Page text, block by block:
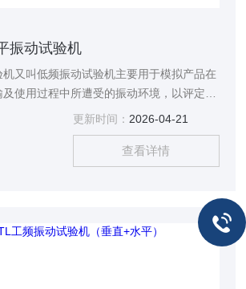
振动试验机
又叫低频振动试验机主要用于模拟产品在
使用过程中所遭受的振动环境，以评定其
靠性和完好性。更新时间： 2026-04-21
查看详情